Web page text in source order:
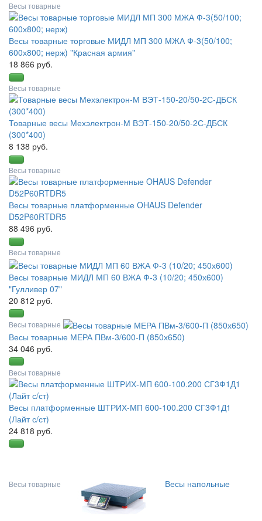
Весы товарные
Весы товарные торговые МИДЛ МП 300 МЖА Ф-3(50/100;
600х800; нерж) "Красная армия"
18 866 руб.
Весы товарные
Товарные весы Мехэлектрон-М ВЭТ-150-20/50-2С-ДБСК
(300*400)
8 138 руб.
Весы товарные
Весы товарные платформенные OHAUS Defender
D52P60RTDR5
88 496 руб.
Весы товарные
Весы товарные МИДЛ МП 60 ВЖА Ф-3 (10/20; 450х600)
"Гулливер 07"
20 812 руб.
Весы товарные
Весы товарные МЕРА ПВм-3/600-П (850х650)
34 046 руб.
Весы товарные
Весы платформенные ШТРИХ-МП 600-100.200 СГ3Ф1Д1
(Лайт с/ст)
24 818 руб.
Весы товарные Весы напольные